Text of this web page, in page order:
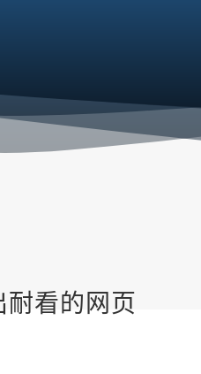
看的网页